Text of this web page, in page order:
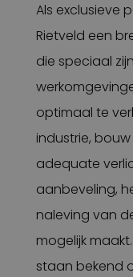
Als exclusieve
Rietveld een
die speciaal
optimaal te
industrie,
adequate
aanbeveling,
naleving van
mogelijk
staan bekend